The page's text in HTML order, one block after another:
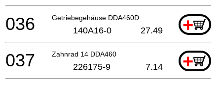
Getriebegehäuse DDA460D +
036 140A16-0 27.49
Zahnrad 14 DDA460 +
037 226175-9 7.14